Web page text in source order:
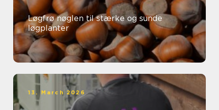
Løgfrø nøglen til stærke og sunde
løgplanter
13. March 2026